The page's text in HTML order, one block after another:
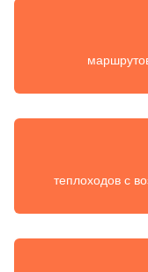
теплоходов с